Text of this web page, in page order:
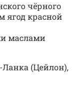
чёрного
ягод красной
маслами
(Цейлон),